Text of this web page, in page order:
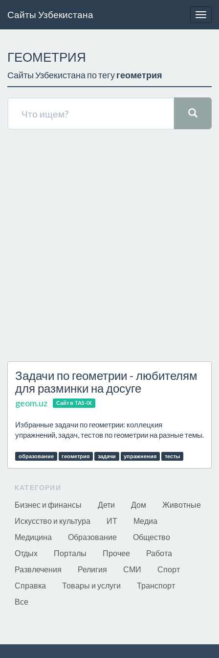
Сайты Узбекистана
ГЕОМЕТРИЯ
Сайты Узбекистана по тегугеометрия
Задачи по геометрии - любителям
для разминки на досуге
geom.uz Сайт в TAS-IX
Избранные задачи по геометрии: коллецкия
упражнений, задач, тестов по геометрии на разные темы.
образование геометрия задачи упражнения тесты
КАТЕГОРИИ
Бизнес и финансы Дети Дом
Животные
Искусство и культура
ИТ
Медиа
Медицина
Образование
Общество
Отдых
Порталы Прочее
Работа
Развлечения
Религия СМИ
Спорт
Справка
Товары и услуги
Транспорт
Все